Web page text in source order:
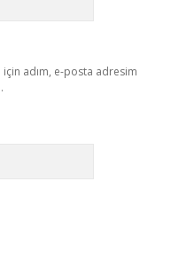
için adım, e-posta adresim